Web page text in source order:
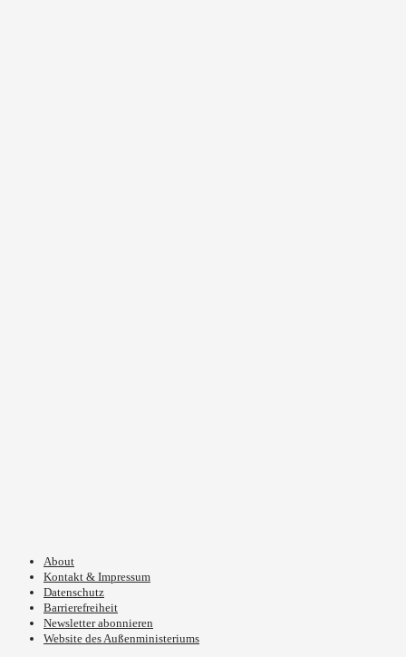
About
Kontakt & Impressum
Datenschutz
Barrierefreiheit
Newsletter abonnieren
Website des Außenministeriums